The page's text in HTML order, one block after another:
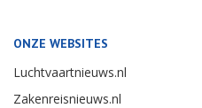
ONZE WEBSITES
Luchtvaartnieuws.nl
Zakenreisnieuws.nl